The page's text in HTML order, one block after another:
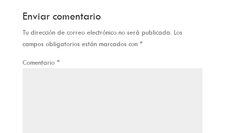
Enviar comentario
Tu dirección de correo electrónico no será publicada. Los
campos obligatorios están marcados con *
Comentario *